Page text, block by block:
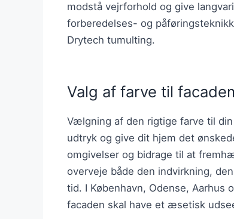
modstå vejrforhold og give
forberedelses- og
Drytech tumulting.
Valg af farve til
Vælgning af den rigtige farve til
udtryk og give dit hjem det
omgivelser og bidrage til at
overveje både den indvirkning,
tid. I København, Odense, Aarhus
facaden skal have et æsetisk